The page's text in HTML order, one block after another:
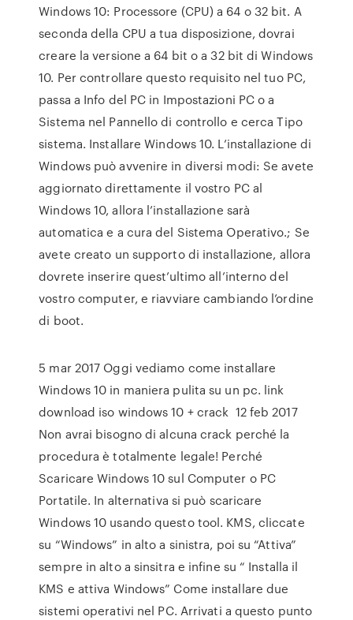
Windows 10: Processore (CPU) a 64 o 32 bit. A
seconda della CPU a tua disposizione, dovrai
creare la versione a 64 bit o a 32 bit di Windows
10. Per controllare questo requisito nel tuo PC,
passa a Info del PC in Impostazioni PC o a
Sistema nel Pannello di controllo e cerca Tipo
sistema. Installare Windows 10. L’installazione di
Windows può avvenire in diversi modi: Se avete
aggiornato direttamente il vostro PC al
Windows 10, allora l’installazione sarà
automatica e a cura del Sistema Operativo.; Se
avete creato un supporto di installazione, allora
dovrete inserire quest’ultimo all’interno del
vostro computer, e riavviare cambiando l’ordine
di boot.
5 mar 2017 Oggi vediamo come installare
Windows 10 in maniera pulita su un pc. link
download iso windows 10 + crack 12 feb 2017
Non avrai bisogno di alcuna crack perché la
procedura è totalmente legale! Perché
Scaricare Windows 10 sul Computer o PC
Portatile. In alternativa si può scaricare
Windows 10 usando questo tool. KMS, cliccate
su “Windows” in alto a sinistra, poi su “Attiva”
sempre in alto a sinsitra e infine su “ Installa il
KMS e attiva Windows” Come installare due
sistemi operativi nel PC. Arrivati a questo punto